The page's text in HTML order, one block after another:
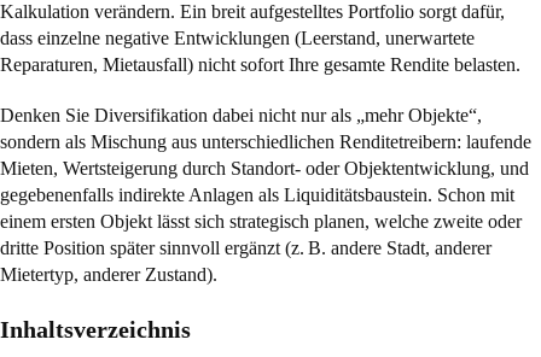
Kalkulation verändern. Ein breit aufgestelltes Portfolio sorgt dafür,
dass einzelne negative Entwicklungen (Leerstand, unerwartete
Reparaturen, Mietausfall) nicht sofort Ihre gesamte Rendite belasten.
Denken Sie Diversifikation dabei nicht nur als „mehr Objekte“,
sondern als Mischung aus unterschiedlichen Renditetreibern: laufende
Mieten, Wertsteigerung durch Standort- oder Objektentwicklung, und
gegebenenfalls indirekte Anlagen als Liquiditätsbaustein. Schon mit
einem ersten Objekt lässt sich strategisch planen, welche zweite oder
dritte Position später sinnvoll ergänzt (z. B. andere Stadt, anderer
Mietertyp, anderer Zustand).
Inhaltsverzeichnis